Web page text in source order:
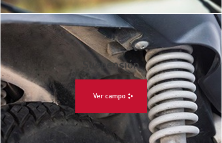
Suspensión
Ver campo